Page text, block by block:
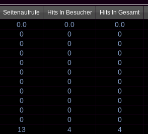
Seitenaufrufe Hits In Besucher Hits In Gesamt
0.0 0.0 0.0
0 0 0
0 0 0
0 0 0
0 0 0
0 0 0
0 0 0
0 0 0
0 0 0
0 0 0
0 0 0
13 4 4